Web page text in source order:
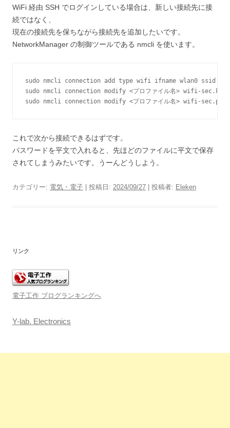
WiFi 経由 SSH でログインしている場合は、新しい接続先に接
続ではなく、
現在の接続先を保ちながら接続先を追加したいです。
NetworkManager の制御ツールである nmcli を使います。
sudo nmcli connection add type wifi ifname wlan0 ssid
sudo nmcli connection modify <プロファイル名> wifi-sec.key-
sudo nmcli connection modify <プロファイル名> wifi-sec.psk
これで次から接続できるはずです。
パスワードを平文で入れると、先ほどのファイルに平文で保存
されてしまうみたいです。うーんどうしよう。
カテゴリー: 電気・電子 | 投稿日: 2024/09/27 投稿者: Eleken
リンク
電子工作 ブログランキングへ
Y-lab. Electronics